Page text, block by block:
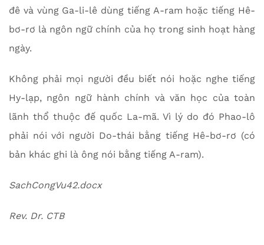
đê và vùng Ga-li-lê dùng tiếng A-ram hoặc tiếng Hê-
bơ-rơ là ngôn ngữ chính của họ trong sinh hoạt hàng
ngày.
Không phải mọi người đều biết nói hoặc nghe tiếng
Hy-lạp, ngôn ngữ hành chính và văn học của toàn
lãnh thổ thuộc đế quốc La-mã. Vì lý do đó Phao-lô
phải nói với người Do-thái bằng tiếng Hê-bơ-rơ (có
bản khác ghi là ông nói bằng tiếng A-ram).
SachCongVu42.docx
Rev. Dr. CTB